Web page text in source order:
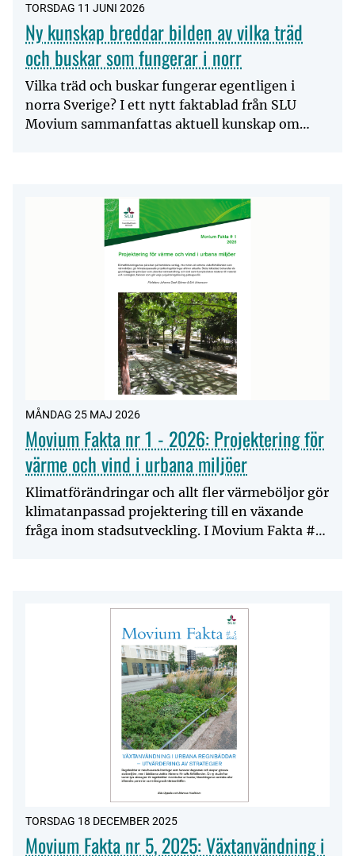
TORSDAG 11 JUNI 2026
Ny kunskap breddar bilden av vilka träd
och buskar som fungerar i norr
Vilka träd och buskar fungerar egentligen i
norra Sverige? I ett nytt faktablad från SLU
Movium sammanfattas aktuell kunskap om
MÅNDAG 25 MAJ 2026
Movium Fakta nr 1 - 2026: Projektering för
värme och vind i urbana miljöer
Klimatförändringar och allt fler värmeböljor gör
klimatanpassad projektering till en växande
fråga inom stadsutveckling. I Movium Fakta #1
TORSDAG 18 DECEMBER 2025
Movium Fakta nr 5, 2025: Växtanvändning i